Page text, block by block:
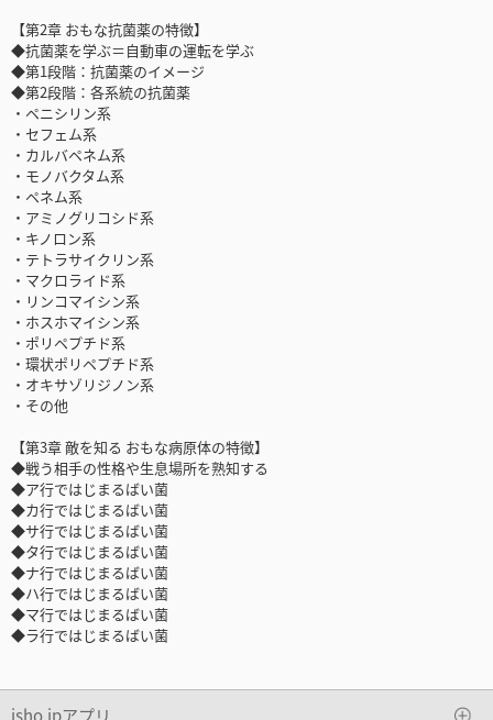
【第2章 おもな抗菌薬の特徴】
◆抗菌薬を学ぶ＝自動車の運転を学ぶ
◆第1段階：抗菌薬のイメージ
◆第2段階：各系統の抗菌薬
・ペニシリン系
・セフェム系
・カルバペネム系
・モノバクタム系
・ペネム系
・アミノグリコシド系
・キノロン系
・テトラサイクリン系
・マクロライド系
・リンコマイシン系
・ホスホマイシン系
・ポリペプチド系
・環状ポリペプチド系
・オキサゾリジノン系
・その他
【第3章 敵を知る おもな病原体の特徴】
◆戦う相手の性格や生息場所を熟知する
◆ア行ではじまるばい菌
◆カ行ではじまるばい菌
◆サ行ではじまるばい菌
◆タ行ではじまるばい菌
◆ナ行ではじまるばい菌
◆ハ行ではじまるばい菌
◆マ行ではじまるばい菌
◆ラ行ではじまるばい菌
isho.jpアプリ